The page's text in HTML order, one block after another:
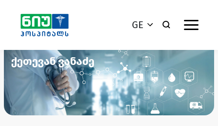
GE
ქეთევან ვანაძე